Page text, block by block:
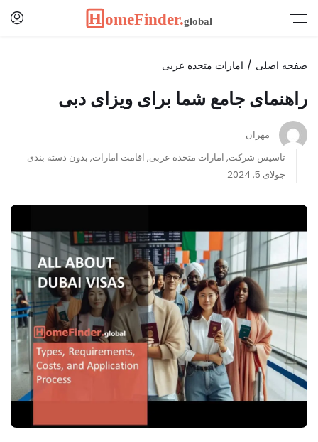
صفحه اصلی امارات متحده عربی
راهنمای جامع شما برای ویزای دبی
مهران
تاسیس شرکت, امارات متحده عربی, اقامت امارات, بدون دسته بندی
جولای 5, 2024